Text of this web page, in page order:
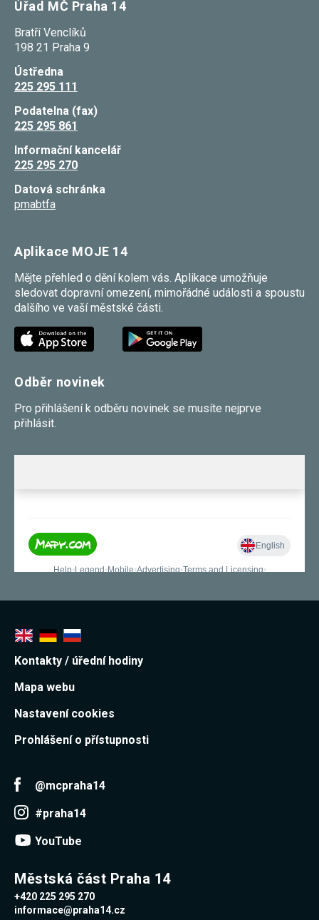
Úřad MČ Praha 14
Bratří Venclíků
198 21 Praha 9
Ústředna
225 295 111
Podatelna (fax)
225 295 861
Informační kancelář
225 295 270
Datová schránka
pmabtfa
Aplikace MOJE 14
Mějte přehled o dění kolem vás. Aplikace umožňuje
sledovat dopravní omezení, mimořádné události a spoustu
dalšího ve vaší městské části.
Odběr novinek
Pro přihlášení k odběru novinek se musíte nejprve
přihlásit.
Kontakty / úřední hodiny
Mapa webu
Nastavení cookies
Prohlášení o přístupnosti
@mcpraha14
#praha14
YouTube
Městská část Praha 14
+420 225 295 270
informace@praha14.cz